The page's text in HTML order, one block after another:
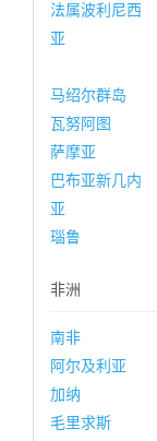
法属波利尼西
亚
马绍尔群岛
瓦努阿图
萨摩亚
巴布亚新几内
亚
瑙鲁
非洲
南非
阿尔及利亚
加纳
毛里求斯